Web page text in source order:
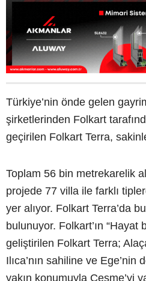
Türkiye’nin önde gelen
şirketlerinden Folkart
geçirilen Folkart Terra,
Toplam 56 bin metrekarelik
projede 77 villa ile farklı
yer alıyor. Folkart Terra’da
bulunuyor. Folkart’ın
geliştirilen Folkart Terra;
Ilıca’nın sahiline ve
yakın konumuyla Çeşme’yi